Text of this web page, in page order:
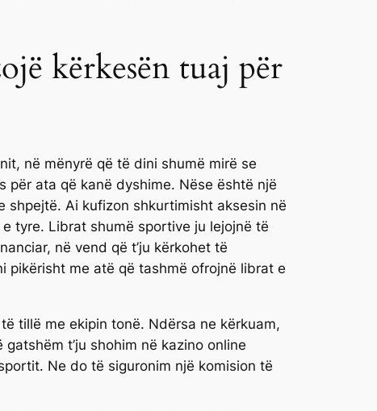
kërkesën tuaj për
në mënyrë që të dini shumë mirë se
për ata që kanë dyshime. Nëse është një
shpejtë. Ai kufizon shkurtimisht aksesin në
tyre. Librat shumë sportive ju lejojnë të
në vend që t’ju kërkohet të
pikërisht me atë që tashmë ofrojnë librat e
tillë me ekipin tonë. Ndërsa ne kërkuam,
t’ju shohim në kazino online
Ne do të siguronim një komision të